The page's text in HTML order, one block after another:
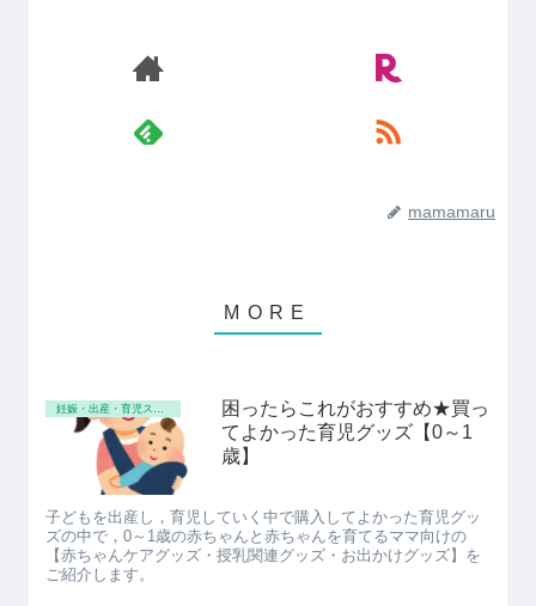
mamamaru
困ったらこれがおすすめ★買っ
てよかった育児グッズ【0～1
歳】
子どもを出産し，育児していく中で購入してよかった育児グッ
ズの中で，0～1歳の赤ちゃんと赤ちゃんを育てるママ向けの
【赤ちゃんケアグッズ・授乳関連グッズ・お出かけグッズ】を
ご紹介します。